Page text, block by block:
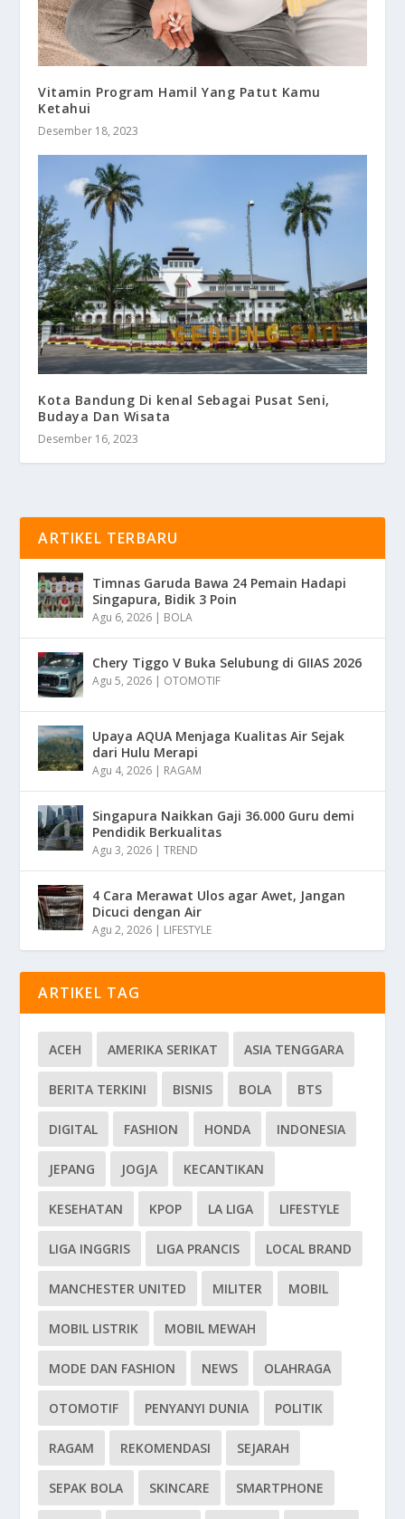
Vitamin Program Hamil Yang Patut Kamu
Ketahui
Desember 18, 2023
Kota Bandung Di kenal Sebagai Pusat Seni,
Budaya Dan Wisata
Desember 16, 2023
ARTIKEL TERBARU
Timnas Garuda Bawa 24 Pemain Hadapi
Singapura, Bidik 3 Poin
Agu 6, 2026 | BOLA
Chery Tiggo V Buka Selubung di GIIAS 2026
Agu 5, 2026 | OTOMOTIF
Upaya AQUA Menjaga Kualitas Air Sejak
dari Hulu Merapi
Agu 4, 2026 | RAGAM
Singapura Naikkan Gaji 36.000 Guru demi
Pendidik Berkualitas
Agu 3, 2026 |TREND
4 Cara Merawat Ulos agar Awet, Jangan
Dicuci dengan Air
Agu 2, 2026 | LIFESTYLE
ARTIKEL TAG
ACEH AMERIKA SERIKAT ASIA TENGGARA
BERITA TERKINI BISNIS BOLA BTS
DIGITAL FASHION HONDA INDONESIA
JEPANG JOGJA KECANTIKAN
KESEHATAN KPOP LA LIGA LIFESTYLE
LIGA INGGRIS LIGA PRANCIS LOCAL BRAND
MANCHESTER UNITED MILITER MOBIL
MOBIL LISTRIK MOBIL MEWAH
MODE DAN FASHION NEWS OLAHRAGA
OTOMOTIF PENYANYI DUNIA POLITIK
RAGAM REKOMENDASI SEJARAH
SEPAK BOLA SKINCARE SMARTPHONE